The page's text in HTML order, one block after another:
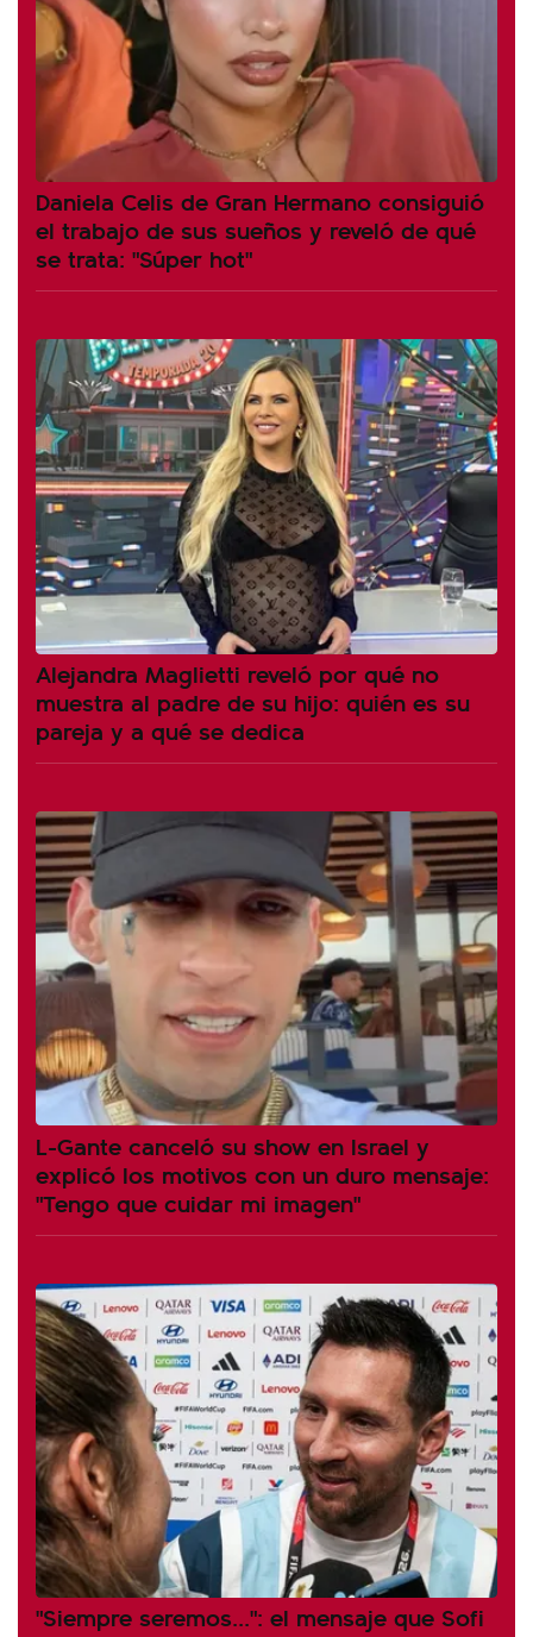
Daniela Celis de Gran Hermano consiguió
el trabajo de sus sueños y reveló de qué
se trata: "Súper hot"
Alejandra Maglietti reveló por qué no
muestra al padre de su hijo: quién es su
pareja y a qué se dedica
L-Gante canceló su show en Israel y
explicó los motivos con un duro mensaje:
"Tengo que cuidar mi imagen"
"Siempre seremos...": el mensaje que Sofi